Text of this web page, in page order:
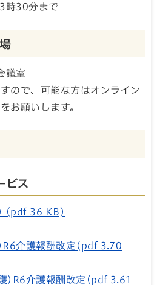
時30分まで
議室
ので、可能な方はオンライン
お願いします。
ビス
(pdf 36 KB)
介護報酬改定(pdf 3.70
)R6介護報酬改定(pdf 3.61